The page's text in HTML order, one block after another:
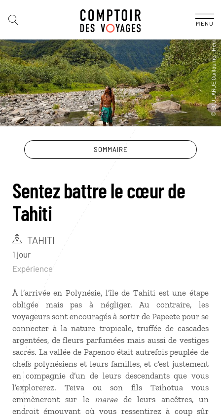
MENU
SOMMAIRE
Sentez battre le cœur de
Tahiti
TAHITI
1 jour
Expérience
À l’arrivée en Polynésie, l’île de Tahiti est une étape
obligée mais pas à négliger. Au contraire, les
voyageurs sont encouragés à sortir de Papeete pour se
connecter à la nature tropicale, truffée de cascades
argentées, de fleurs parfumées mais aussi de vestiges
sacrés. La vallée de Papenoo était autrefois peuplée de
chefs polynésiens et leurs familles, et c’est justement
en compagnie d’un de leurs descendants que vous
l’explorerez. Teiva ou son fils Teihotua vous
emmèneront sur lemaraede leurs ancêtres, un
endroit émouvant où vous ressentirez à coup sûr